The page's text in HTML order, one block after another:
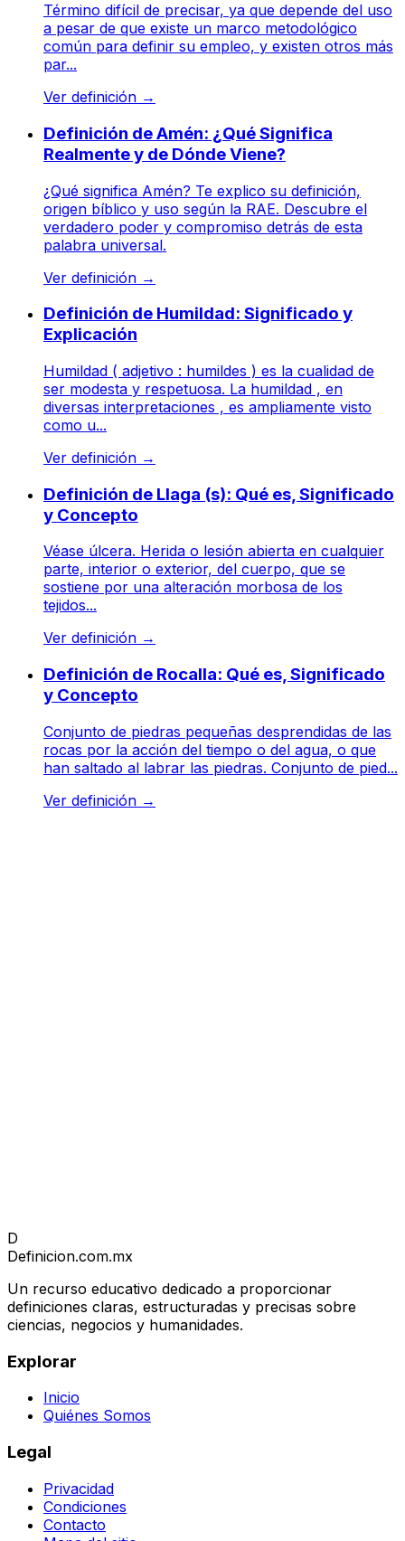
Término difícil de precisar, ya que depende del uso
a pesar de que existe un marco metodológico
común para definir su empleo, y existen otros más
par...
Ver definición →
Definición de Amén: ¿Qué Significa
Realmente y de Dónde Viene?
¿Qué significa Amén? Te explico su definición,
origen bíblico y uso según la RAE. Descubre el
verdadero poder y compromiso detrás de esta
palabra universal.
Ver definición →
Definición de Humildad: Significado y
Explicación
Humildad ( adjetivo : humildes ) es la cualidad de
ser modesta y respetuosa. La humildad , en
diversas interpretaciones , es ampliamente visto
como u...
Ver definición →
Definición de Llaga (s): Qué es, Significado
y Concepto
Véase úlcera. Herida o lesión abierta en cualquier
parte, interior o exterior, del cuerpo, que se
sostiene por una alteración morbosa de los
tejidos...
Ver definición →
Definición de Rocalla: Qué es, Significado
y Concepto
Conjunto de piedras pequeñas desprendidas de las
rocas por la acción del tiempo o del agua, o que
han saltado al labrar las piedras. Conjunto de pied...
Ver definición →
D
Definicion.com.mx
Un recurso educativo dedicado a proporcionar
definiciones claras, estructuradas y precisas sobre
ciencias, negocios y humanidades.
Explorar
Inicio
Quiénes Somos
Legal
Privacidad
Condiciones
Contacto